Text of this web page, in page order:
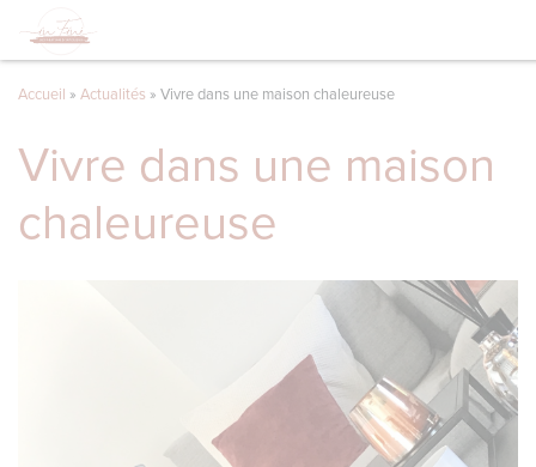
Accueil » Actualités » Vivre dans une maison chaleureuse
Vivre dans une maison
chaleureuse